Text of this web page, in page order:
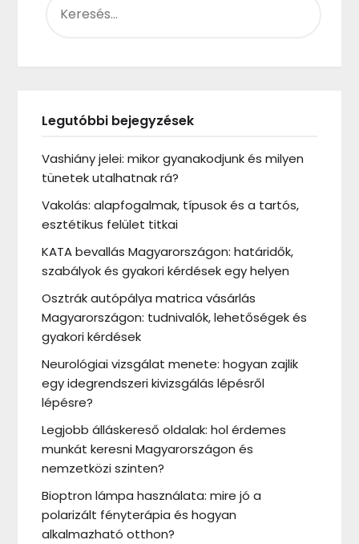
Legutóbbi bejegyzések
Vashiány jelei: mikor gyanakodjunk és milyen
tünetek utalhatnak rá?
Vakolás: alapfogalmak, típusok és a tartós,
esztétikus felület titkai
KATA bevallás Magyarországon: határidők,
szabályok és gyakori kérdések egy helyen
Osztrák autópálya matrica vásárlás
Magyarországon: tudnivalók, lehetőségek és
gyakori kérdések
Neurológiai vizsgálat menete: hogyan zajlik
egy idegrendszeri kivizsgálás lépésről
lépésre?
Legjobb álláskereső oldalak: hol érdemes
munkát keresni Magyarországon és
nemzetközi szinten?
Bioptron lámpa használata: mire jó a
polarizált fényterápia és hogyan
alkalmazható otthon?